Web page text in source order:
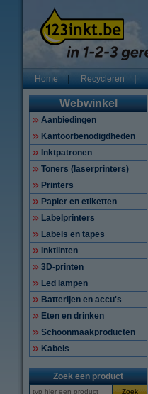
Home Recycleren
Webwinkel
Aanbiedingen
Kantoorbenodigdheden
Inktpatronen
Toners (laserprinters)
Printers
Papier en etiketten
Labelprinters
Labels en tapes
Inktlinten
3D-printen
Led lampen
Batterijen en accu's
Eten en drinken
Schoonmaakproducten
Kabels
Zoek een product
Zoek